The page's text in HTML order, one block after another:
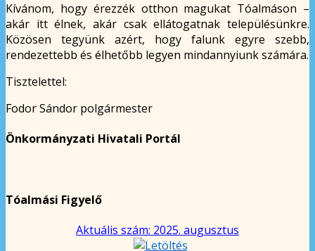
Kívánom, hogy érezzék otthon magukat Tóalmáson –
akár itt élnek, akár csak ellátogatnak településünkre.
Közösen tegyünk azért, hogy falunk egyre szebb,
rendezettebb és élhetőbb legyen mindannyiunk számára.
Tisztelettel:
Fodor Sándor polgármester
Önkormányzati Hivatali Portál
Tóalmási Figyelő
Aktuális szám: 2025. augusztus